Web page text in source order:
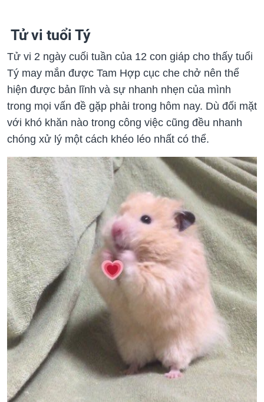
Tử vi tuổi Tý
Tử vi 2 ngày cuối tuần của 12 con giáp cho thấy tuổi
Tý may mắn được Tam Hợp cục che chở nên thể
hiện được bản lĩnh và sự nhanh nhẹn của mình
trong mọi vấn đề gặp phải trong hôm nay. Dù đối mặt
với khó khăn nào trong công việc cũng đều nhanh
chóng xử lý một cách khéo léo nhất có thể.